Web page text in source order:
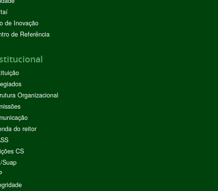
de Inovação
de Referência
Organizacional
do reitor
CS
Suap